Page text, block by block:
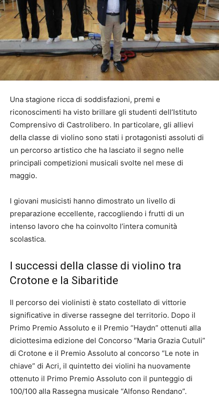
Una stagione ricca di soddisfazioni, premi e
riconoscimenti ha visto brillare gli studenti dell’Istituto
Comprensivo di Castrolibero. In particolare, gli allievi
della classe di violino sono stati i protagonisti assoluti di
un percorso artistico che ha lasciato il segno nelle
principali competizioni musicali svolte nel mese di
maggio.
I giovani musicisti hanno dimostrato un livello di
preparazione eccellente, raccogliendo i frutti di un
intenso lavoro che ha coinvolto l’intera comunità
scolastica.
I successi della classe di violino tra
Crotone e la Sibaritide
Il percorso dei violinisti è stato costellato di vittorie
significative in diverse rassegne del territorio. Dopo il
Primo Premio Assoluto e il Premio “Haydn” ottenuti alla
diciottesima edizione del Concorso “Maria Grazia Cutuli”
di Crotone e il Premio Assoluto al concorso “Le note in
chiave” di Acri, il quintetto dei violini ha nuovamente
ottenuto il Primo Premio Assoluto con il punteggio di
100/100 alla Rassegna musicale “Alfonso Rendano”.